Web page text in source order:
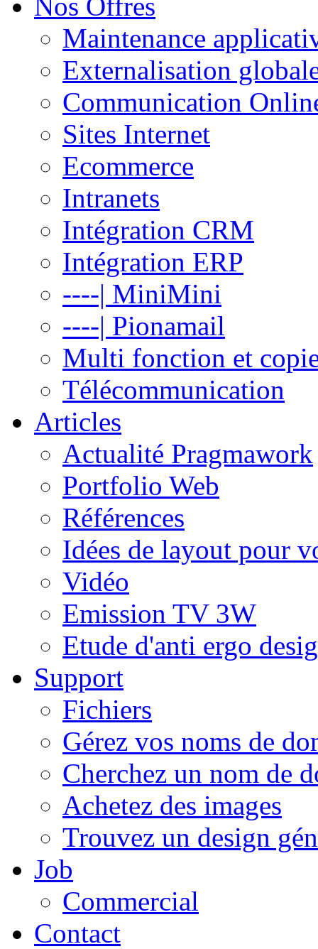
Maintenance
Externalisation
Communication
Sites Internet
Ecommerce
Intranets
Intégration CRM
Intégration ERP
----| MiniMini
----| Pionamail
Multi fonction et
Télécommunication
Articles
Actualité Pragmawork
Portfolio Web
Références
Idées de layout pour
Vidéo
Emission TV 3W
Etude d'anti ergo
Support
Fichiers
Gérez vos noms de
Cherchez un nom de
Achetez des images
Trouvez un design
Job
Commercial
Contact